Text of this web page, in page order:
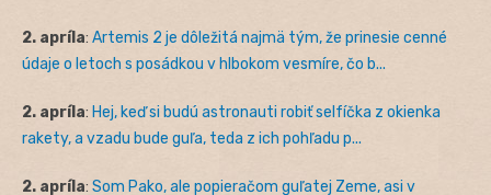
2. apríla: Artemis 2 je dôležitá najmä tým, že prinesie cenné
údaje o letoch s posádkou v hlbokom vesmíre, čo b...
2. apríla: Hej, keď si budú astronauti robiť selfíčka z okienka
rakety, a vzadu bude guľa, teda z ich pohľadu p...
2. apríla: Som Pako, ale popieračom guľatej Zeme, asi v